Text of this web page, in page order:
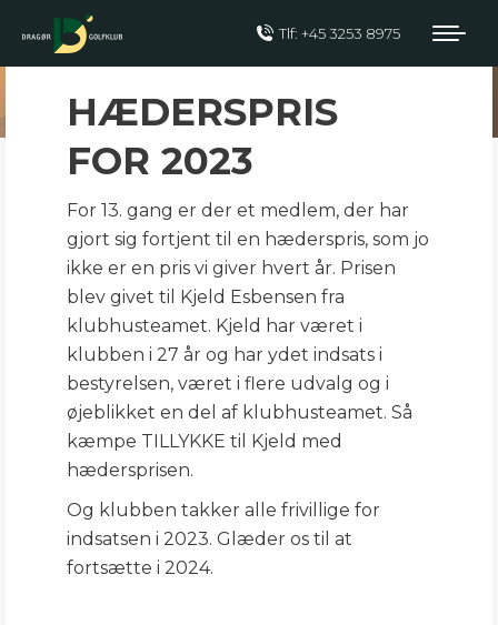
Tlf: +45 3253 8975
HÆDERSPRIS 2023
HÆDERSPRIS
FOR 2023
For 13. gang er der et medlem, der har
gjort sig fortjent til en hæderspris, som jo
ikke er en pris vi giver hvert år. Prisen
blev givet til Kjeld Esbensen fra
klubhusteamet. Kjeld har været i
klubben i 27 år og har ydet indsats i
bestyrelsen, været i flere udvalg og i
øjeblikket en del af klubhusteamet. Så
kæmpe TILLYKKE til Kjeld med
hædersprisen.
Og klubben takker alle frivillige for
indsatsen i 2023. Glæder os til at
fortsætte i 2024.